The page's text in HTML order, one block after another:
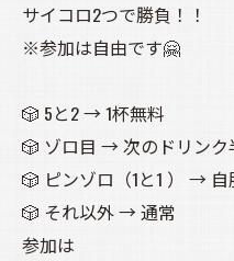
サイコロ2つで勝負！！
※参加は自由です🤗
🎲 5と2 → 1杯無料
🎲 ゾロ目 → 次のドリンク
🎲 ピンゾロ（1と1 ） → 自
🎲 それ以外 → 通常
参加は